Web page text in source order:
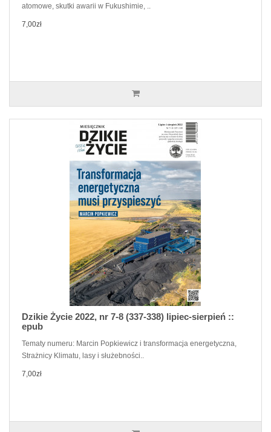
atomowe, skutki awarii w Fukushimie, ..
7,00zł
Dzikie Życie 2022, nr 7-8 (337-338) lipiec-sierpień ::
epub
Tematy numeru: Marcin Popkiewicz i transformacja energetyczna,
Strażnicy Klimatu, lasy i służebności..
7,00zł